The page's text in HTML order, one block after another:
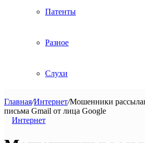
Патенты
Разное
Слухи
Главная/Интернет/Мошенники
письма Gmail от лица Google
Интернет